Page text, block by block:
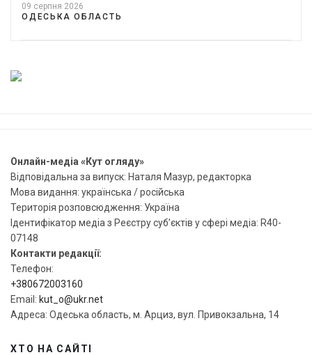
09 серпня 2026
ОДЕСЬКА ОБЛАСТЬ
Онлайн-медіа «Кут огляду»
Відповідальна за випуск: Наталя Мазур, редакторка
Мова видання: українська / російська
Територія розповсюдження: Україна
Ідентифікатор медіа з Реєстру суб’єктів у сфері медіа: R40-
07148
Контакти редакції:
Телефон:
+380672003160
Email: kut_o@ukr.net
Адреса: Одеська область, м. Арциз, вул. Привокзальна, 14
ХТО НА САЙТІ